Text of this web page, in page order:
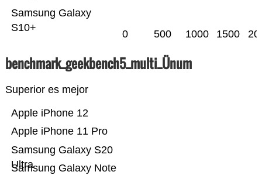
Samsung Galaxy
S10+
0 500 1000 1500
benchmark_geekbench5_multi_Ünum
Superior es mejor
Samsung Galaxy Note
Samsung Galaxy S20
Ultra
Apple iPhone 11 Pro
Apple iPhone 12